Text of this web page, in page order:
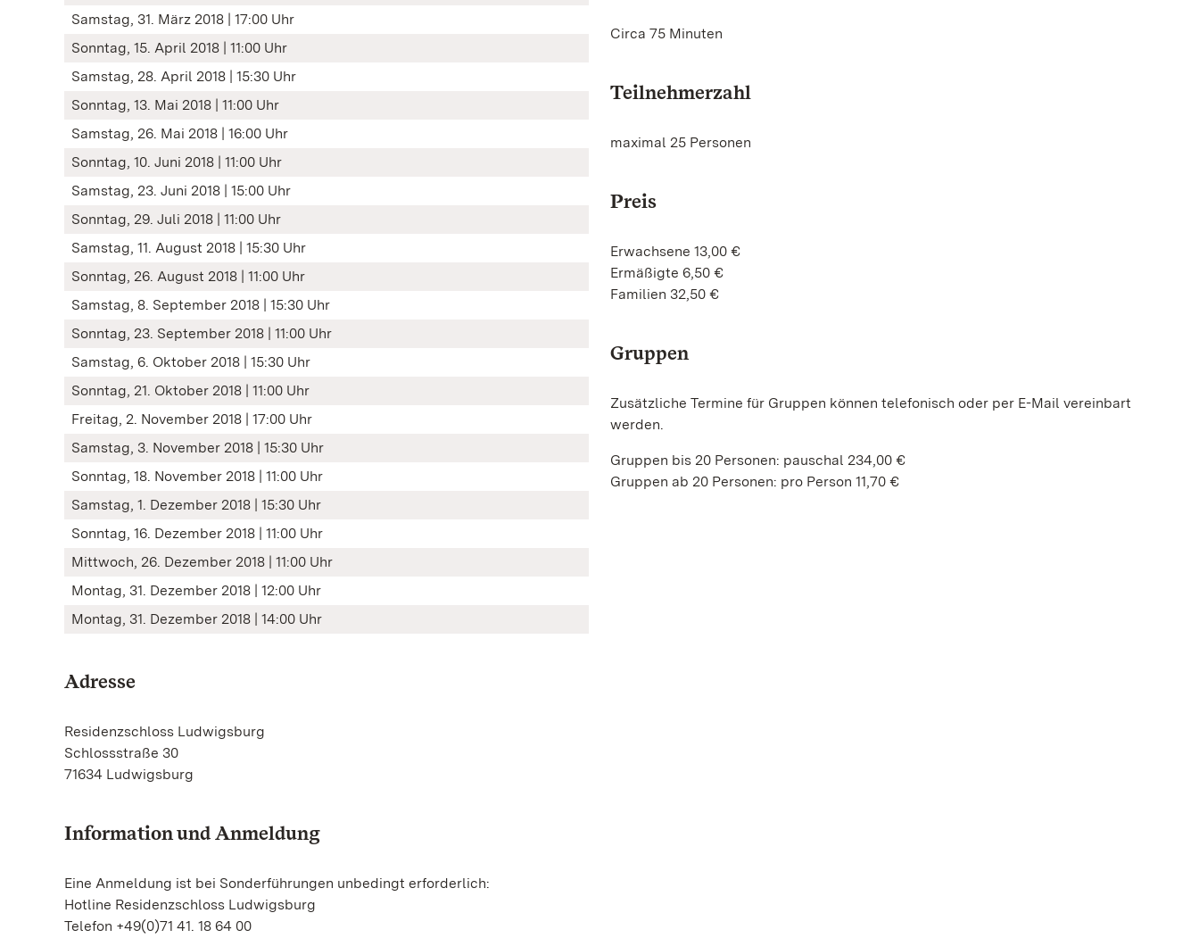
Samstag, 31. März 2018 | 17:00 Uhr
Sonntag, 15. April 2018 | 11:00 Uhr
Samstag, 28. April 2018 | 15:30 Uhr
Sonntag, 13. Mai 2018 | 11:00 Uhr
Samstag, 26. Mai 2018 | 16:00 Uhr
Sonntag, 10. Juni 2018 | 11:00 Uhr
Samstag, 23. Juni 2018 | 15:00 Uhr
Sonntag, 29. Juli 2018 | 11:00 Uhr
Samstag, 11. August 2018 | 15:30 Uhr
Sonntag, 26. August 2018 | 11:00 Uhr
Samstag, 8. September 2018 | 15:30 Uhr
Sonntag, 23. September 2018 | 11:00 Uhr
Samstag, 6. Oktober 2018 | 15:30 Uhr
Sonntag, 21. Oktober 2018 | 11:00 Uhr
Freitag, 2. November 2018 | 17:00 Uhr
Samstag, 3. November 2018 | 15:30 Uhr
Sonntag, 18. November 2018 | 11:00 Uhr
Samstag, 1. Dezember 2018 | 15:30 Uhr
Sonntag, 16. Dezember 2018 | 11:00 Uhr
Mittwoch, 26. Dezember 2018 | 11:00 Uhr
Montag, 31. Dezember 2018 | 12:00 Uhr
Montag, 31. Dezember 2018 | 14:00 Uhr
Adresse
Residenzschloss Ludwigsburg
Schlossstraße 30
71634 Ludwigsburg
Information und Anmeldung
Eine Anmeldung ist bei Sonderführungen unbedingt erforderlich:
Hotline Residenzschloss Ludwigsburg
Telefon +49(0)71 41. 18 64 00
Circa 75 Minuten
Teilnehmerzahl
maximal 25 Personen
Preis
Erwachsene 13,00 €
Ermäßigte 6,50 €
Familien 32,50 €
Gruppen
Zusätzliche Termine für Gruppen können telefonisch oder per E-Mail vereinbart
werden.
Gruppen bis 20 Personen: pauschal 234,00 €
Gruppen ab 20 Personen: pro Person 11,70 €